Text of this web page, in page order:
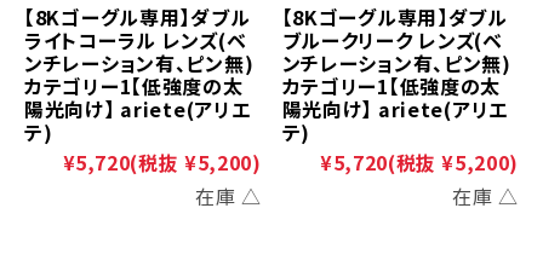
【8Kゴーグル専用】ダブル
ライトコーラル レンズ(ベ
ンチレーション有、ピン無)
カテゴリー1【低強度の太
陽光向け】 ariete(アリエ
テ)
¥5,720(税抜 ¥5,200)
在庫 △
【8Kゴーグル専用】ダブル
ブルークリーク レンズ(ベ
ンチレーション有、ピン無)
カテゴリー1【低強度の太
陽光向け】 ariete(アリエ
テ)
¥5,720(税抜 ¥5,200)
在庫 △